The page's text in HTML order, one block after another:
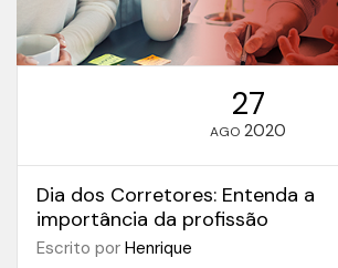
27
AGO 2020
Dia dos Corretores: Entenda a
importância da profissão
Escrito por Henrique